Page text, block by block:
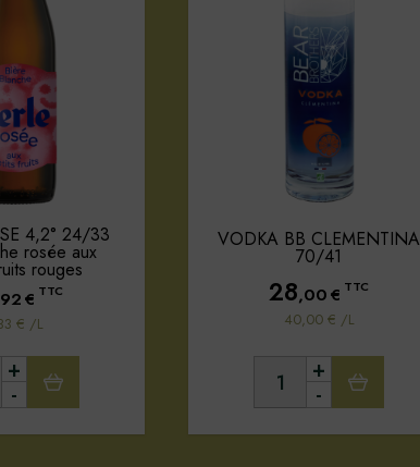
4,2° 24/33
rosée aux
rouges
€ TTC
€ /L
-
+
VODKA BB CLEMENTINA
70/41
28,00€ TTC
40,00 € /L
-
+